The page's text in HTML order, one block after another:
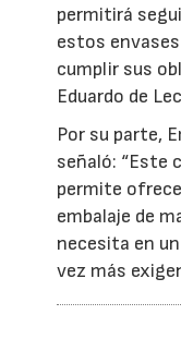
permitirá
estos
cumplir sus
Eduardo de
Por su parte,
señaló: “Este
permite
embalaje de
necesita en
vez más